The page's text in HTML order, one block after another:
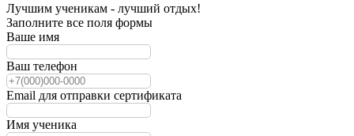
Лучшим ученикам - лучший отдых!
Заполните все поля формы
Ваше имя
Ваш телефон
Email для отправки сертификата
Имя ученика